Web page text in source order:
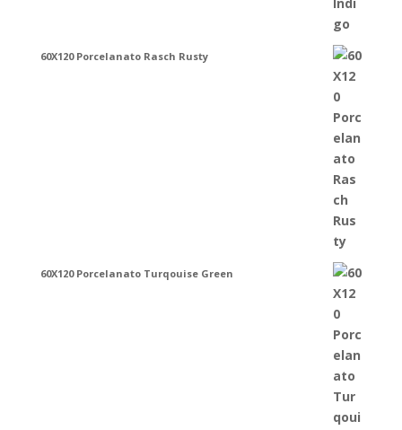
60X120 Porcelanato Rasch Rusty
60X120 Porcelanato Turqouise Green